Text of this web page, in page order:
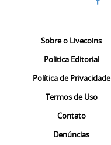
Sobre o Livecoins
Politica Editorial
Política de Privacidade
Termos de Uso
Contato
Denúncias